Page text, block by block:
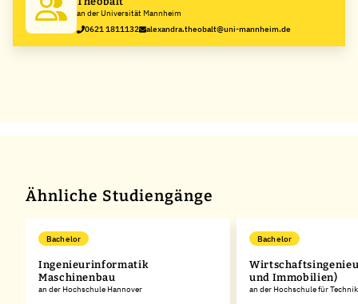
an der Universität Mannheim
0621 1811132
alexandra.theobalt@uni-mannheim.de
Ähnliche Studiengänge
Bachelor
Ingenieurinformatik
Maschinenbau
an der Hochschule Hannover
Bachelor
und Immobilien)
an der Hochschule für